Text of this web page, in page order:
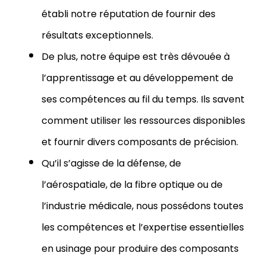
établi notre réputation de fournir des
résultats exceptionnels.
De plus, notre équipe est très dévouée à
l’apprentissage et au développement de
ses compétences au fil du temps. Ils savent
comment utiliser les ressources disponibles
et fournir divers composants de précision.
Qu’il s’agisse de la défense, de
l’aérospatiale, de la fibre optique ou de
l’industrie médicale, nous possédons toutes
les compétences et l’expertise essentielles
en usinage pour produire des composants